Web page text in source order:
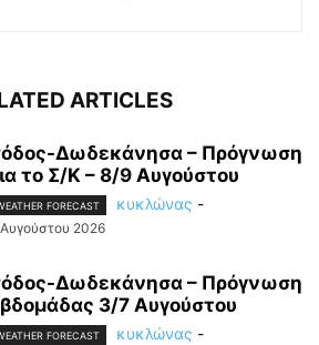
ARTICLES
Δωδεκάνησα – Πρόγνωση
το Σ/Κ – 8/9 Αυγούστου
FORECAST κυκλώνας -
2026
Δωδεκάνησα – Πρόγνωση
3/7 Αυγούστου
FORECAST κυκλώνας -